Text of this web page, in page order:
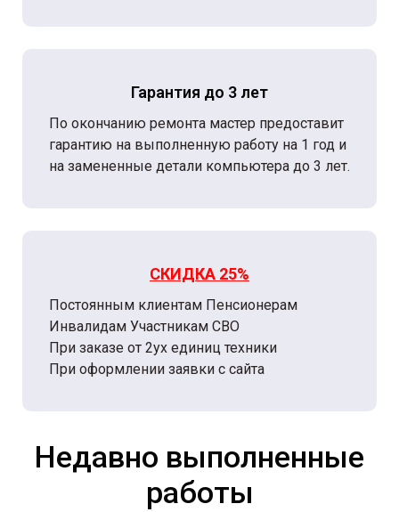
Гарантия до 3 лет
По окончанию ремонта мастер предоставит
гарантию на выполненную работу на 1 год и
на замененные детали компьютера до 3 лет.
СКИДКА 25%
Постоянным клиентам Пенсионерам
Инвалидам Участникам СВО
При заказе от 2ух единиц техники
При оформлении заявки с сайта
Недавно выполненные
работы